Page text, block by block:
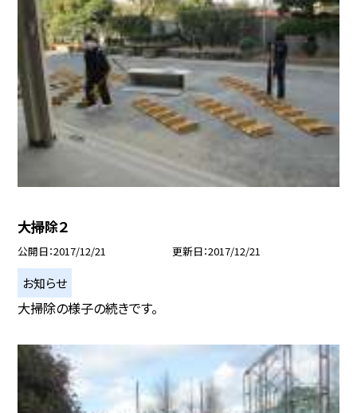
大掃除２
公開日 2017/12/21 更新日 2017/12/21
お知らせ
大掃除の様子の続きです。